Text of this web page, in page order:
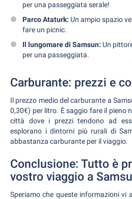
per una passeggiata serale!
Parco Ataturk: Un ampio spazio
fare un picnic.
Il lungomare di Samsun: Un
per una passeggiata.
Carburante: prezzi e
Il prezzo medio del carburante a
0,30€) per litro. È saggio fare il pieno
città dove i prezzi tendono ad
esplorano i dintorni più rurali di
abbastanza carburante per il viaggio.
Conclusione: Tutto è
vostro viaggio a
Speriamo che queste informazioni vi